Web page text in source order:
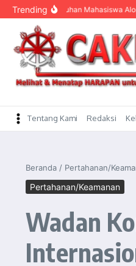
content
Trending
Mahasiswa Alor, Mentan
Tentang Kami Redaksi
Beranda / Pertahanan/
Pertahanan/Keamanan
Wadan